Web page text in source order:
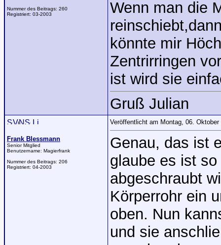
Nummer des Beitrags: 260
Registriert: 03-2003
Wenn man die
könnte mir
Zentrirringen
ist wird sie
Gruß Julian
Frank Blessmann
Senior Mitglied
Benutzername: Magierfrank
Nummer des Beitrags: 206
Registriert: 04-2003
Veröffentlicht am Montag, 06.
Genau, das ist
glaube es ist
abgeschraubt
Körperrohr ein
oben. Nun
und sie